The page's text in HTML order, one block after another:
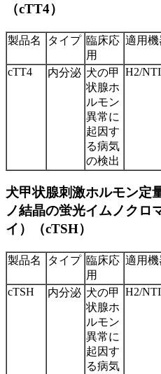
（cTT4）
製品名 タイプ 臨床応
用
適用機
cTT4 内分泌 犬の甲
状腺ホ
ルモン
異常に
起因す
る病気
の検出
H2/
犬甲状腺刺激ホルモン定
ノ結晶の蛍光イムノクロ
イ）（cTSH）
製品名 タイプ 臨床応
用
適用機
cTSH 内分泌 犬の甲
状腺ホ
ルモン
異常に
起因す
る病気
H2/